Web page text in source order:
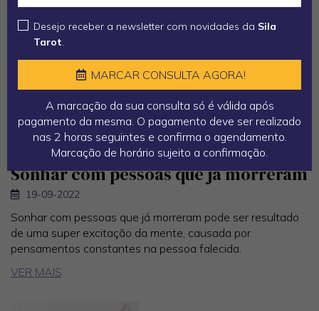
Que Existe”.
VER MAIS
Sonhar com pessoas que já morreram
19-09-2022
Sonhar com pessoas que já morreram pode ser resultado
de uma super excitação da mente, causada por
pensamentos constantes na pessoa falecida.
VER MAIS
Desejo receber a newsletter com novidades da Sila
Tarot.
MARCAR CONSULTA AGORA!
A marcação da sua consulta só é válida após
pagamento da mesma. O pagamento deve ser realizado
nas 2 horas seguintes e confirma o agendamento.
Marcação de horário sujeito a confirmação.